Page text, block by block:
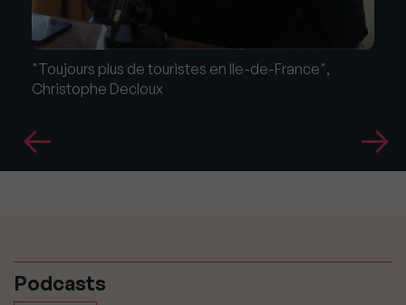
"Toujours plus de touristes en Ile-de-France",
Christophe Decloux
Podcasts